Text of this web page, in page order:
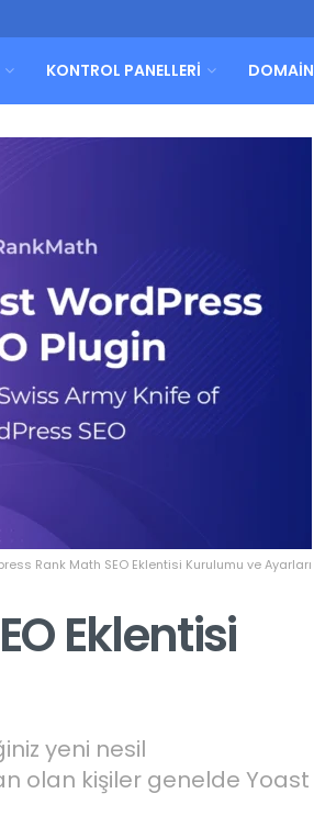
KONTROL PANELLERI DOMAIN
Rank Math SEO Eklentisi Kurulumu ve Ayarları
Eklentisi
yeni nesil
olan kişiler genelde Yoast